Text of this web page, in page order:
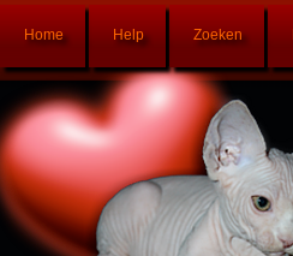
Home Help Zoeken